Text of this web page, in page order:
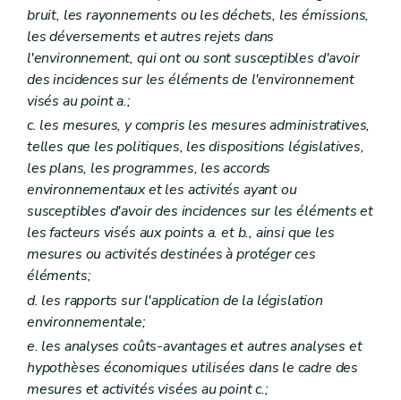
bruit, les rayonnements ou les déchets, les émissions,
les déversements et autres rejets dans
l'environnement, qui ont ou sont susceptibles d'avoir
des incidences sur les éléments de l'environnement
visés au point a.;
c. les mesures, y compris les mesures administratives,
telles que les politiques, les dispositions législatives,
les plans, les programmes, les accords
environnementaux et les activités ayant ou
susceptibles d'avoir des incidences sur les éléments et
les facteurs visés aux points a. et b., ainsi que les
mesures ou activités destinées à protéger ces
éléments;
d. les rapports sur l'application de la législation
environnementale;
e. les analyses coûts-avantages et autres analyses et
hypothèses économiques utilisées dans le cadre des
mesures et activités visées au point c.;